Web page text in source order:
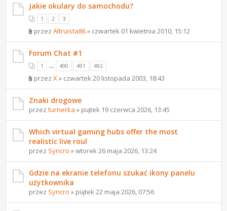
Jakie okulary do samochodu?
1 2 3
przezAltruista86» czwartek 01 kwietnia 2010, 15:12
Forum Chat #1
1 ... 490 491 492
przezX » czwartek 20 listopada 2003, 18:43
Znaki drogowe
przezturnerka » piątek 19 czerwca 2026, 13:45
Which virtual gaming hubs offer the most
realistic live roul
przez Syncro » wtorek 26 maja 2026, 13:24
Gdzie na ekranie telefonu szukać ikony panelu
użytkownika
przez Syncro » piątek 22 maja 2026, 07:56